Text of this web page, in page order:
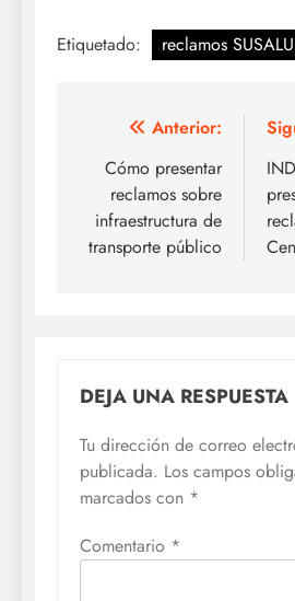
Etiquetado: reclamos
Navegación
de
entradas
Anterior:
Cómo presentar
reclamos sobre
infraestructura de
transporte público
DEJA UNA RESPUESTA
Tu dirección de correo
publicada. Los campos
marcados con *
Comentario *